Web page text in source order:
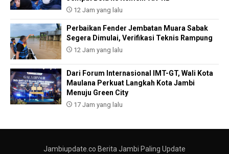
12 Jam yang lalu
Perbaikan Fender Jembatan Muara Sabak
Segera Dimulai, Verifikasi Teknis Rampung
12 Jam yang lalu
Dari Forum Internasional IMT-GT, Wali Kota
Maulana Perkuat Langkah Kota Jambi
Menuju Green City
17 Jam yang lalu
Jambiupdate.co Berita Jambi Paling Update